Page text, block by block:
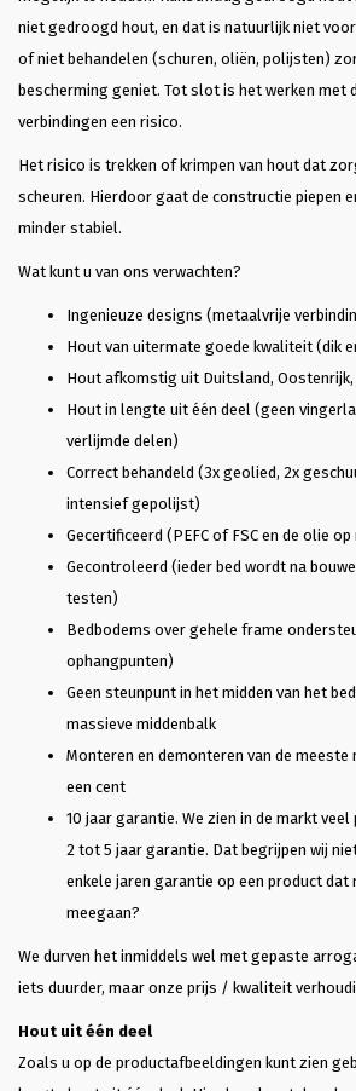
niet gedroogd hout, en dat is natuurlijk niet
of niet behandelen (schuren, oliën, polijsten)
bescherming geniet. Tot slot is het werken met
verbindingen een risico.
Het risico is trekken of krimpen van hout dat
scheuren. Hierdoor gaat de constructie piepen
minder stabiel.
Wat kunt u van ons verwachten?
Ingenieuze designs (metaalvrije
Hout van uitermate goede kwaliteit (dik
Hout afkomstig uit Duitsland, Oostenrijk,
Hout in lengte uit één deel (geen
verlijmde delen)
Correct behandeld (3x geolied, 2x
intensief gepolijst)
Gecertificeerd (PEFC of FSC en de olie
Gecontroleerd (ieder bed wordt na
testen)
Bedbodems over gehele frame
ophangpunten)
Geen steunpunt in het midden van het
massieve middenbalk
Monteren en demonteren van de meeste
een cent
10 jaar garantie. We zien in de markt
2 tot 5 jaar garantie. Dat begrijpen wij
enkele jaren garantie op een product dat
meegaan?
We durven het inmiddels wel met gepaste
iets duurder, maar onze prijs / kwaliteit
Hout uit één deel
Zoals u op de productafbeeldingen kunt zien